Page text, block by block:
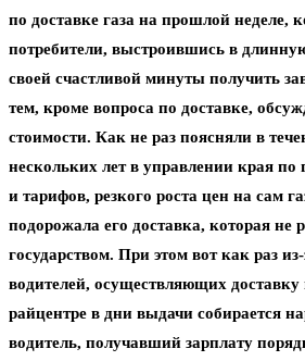
по доставке газа на прошлой неделе,
потребители, выстроившись в
своей счастливой минуты получить
тем, кроме вопроса по доставке,
стоимости. Как не раз поясняли в
нескольких лет в управлении края по
и тарифов, резкого роста цен на сам
подорожала его доставка, которая не
государством. При этом вот как раз из-
водителей, осуществляющих доставку
райцентре в дни выдачи собирается
водитель, получавший зарплату